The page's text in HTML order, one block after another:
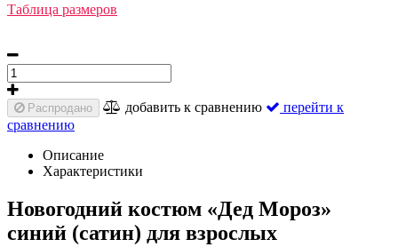
Таблица размеров
Распродано добавить к сравнению
перейти к
сравнению
Описание
Характеристики
Новогодний костюм «Дед Мороз»
синий (сатин) для взрослых